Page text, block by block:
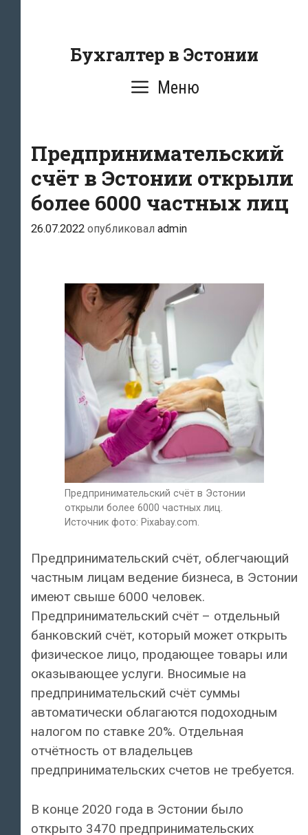
содержаниюБухгалтер в Эстонии
Меню
Предпринимательский
счёт в Эстонии открыли
более 6000 частных лиц
26.07.2022 опубликовал admin
Предпринимательский счёт в Эстонии
открыли более 6000 частных лиц.
Источник фото: Pixabay.com.
Предпринимательский счёт, облегчающий
частным лицам ведение бизнеса, в Эстонии
имеют свыше 6000 человек.
Предпринимательский счёт – отдельный
банковский счёт, который может открыть
физическое лицо, продающее товары или
оказывающее услуги. Вносимые на
предпринимательский счёт суммы
автоматически облагаются подоходным
налогом по ставке 20%. Отдельная
отчётность от владельцев
предпринимательских счетов не требуется.
В конце 2020 года в Эстонии было
открыто 3470 предпринимательских